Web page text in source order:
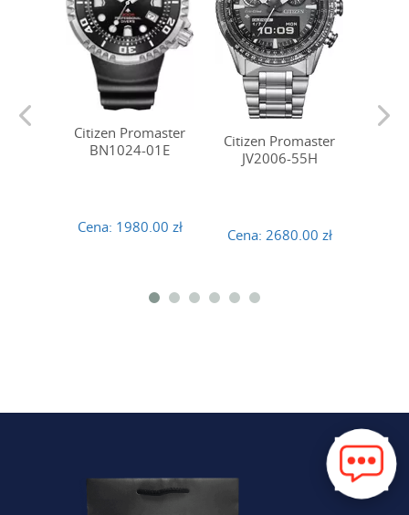
Citizen Promaster
BN1024-01E
Cena: 1980.00 zł
Citizen Promaster
JV2006-55H
Cena: 2680.00 zł